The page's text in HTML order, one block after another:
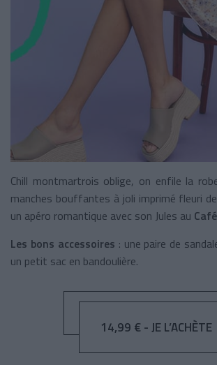
Chill montmartrois oblige, on enfile la
manches bouffantes à joli imprimé fleuri de
un apéro romantique avec son Jules au
Les bons accessoires : une paire de
un petit sac en bandoulière.
14,99 € - JE L’ACHÈTE